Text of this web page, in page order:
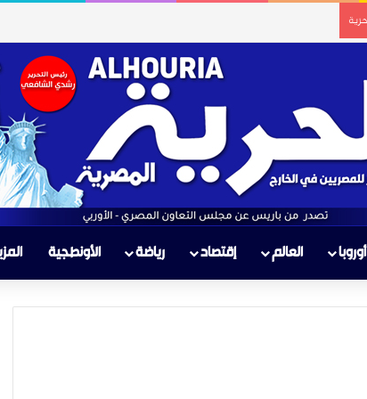
أوروبا العالم إقتصاد رياضة الأونطجية